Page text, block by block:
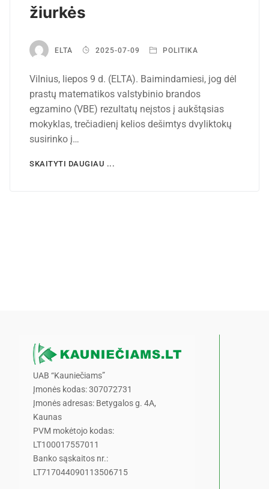
žiurkės
ELTA 2025-07-09 POLITIKA
Vilnius, liepos 9 d. (ELTA). Baimindamiesi, jog dėl
prastų matematikos valstybinio brandos
egzamino (VBE) rezultatų neįstos į aukštąsias
mokyklas, trečiadienį kelios dešimtys dvyliktokų
susirinko į…
SKAITYTI DAUGIAU ...
UAB “Kauniečiams”
Įmonės kodas: 307072731
Įmonės adresas: Betygalos g. 4A,
Kaunas
PVM mokėtojo kodas:
LT100017557011
Banko sąskaitos nr.:
LT717044090113506715